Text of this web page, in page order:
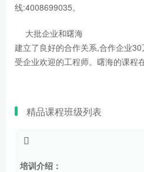
线:4008699035。
大批企业和曙海
建立了良好的合作关系,合作企业
受企业欢迎的工程师。曙海的课程
精品课程班级列表
培训介绍：